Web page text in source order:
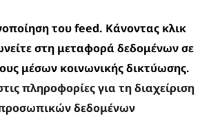
του feed. Κάνοντας κλικ
στη μεταφορά δεδομένων σε
μέσων κοινωνικής δικτύωσης.
πληροφορίες για τη διαχείριση
δεδομένων